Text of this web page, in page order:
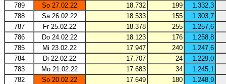
789
So 27.02.22 18.732 199
1.332,3
788
Sa 26.02.22 18.533 155
1.303,7
787
Fr 25.02.22 18.378 255
1.257,6
786
Do 24.02.22 18.123 176
1.258,8
785
Mi 23.02.22 17.947 240
1.247,6
784
Di 22.02.22 17.707 24
1.229,0
783
Mo 21.02.22 17.683 34
1.245,1
782
So 20.02.22 17.649 180
1.248,9